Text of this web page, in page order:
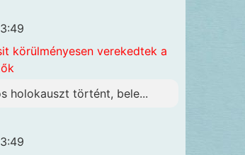
körülményesen verekedtek a
holokauszt történt, bele...